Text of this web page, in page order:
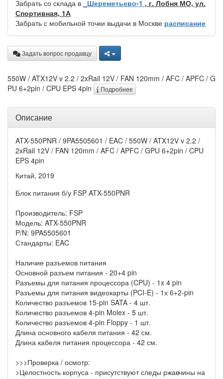
Забрать со склада в _Шереметьево-1 , г. Лобня МО, ул.
Спортивная, 1А
Забрать с мобильной точки выдачи в Москве расписание
Задать вопрос продавцу
550W / ATX12V v 2.2 / 2xRail 12V / FAN 120mm / AFC / APFC / G
PU 6+2pin / CPU EPS 4pin
Подробнее
Описание
ATX-550PNR / 9PA5505601 / EAC / 550W / ATX12V v 2.2 /
2xRail 12V / FAN 120mm / AFC / APFC / GPU 6+2pin / CPU
EPS 4pin
Китай, 2019
Блок питания б/у FSP ATX-550PNR
Производитель: FSP
Модель: ATX-550PNR
P/N: 9PA5505601
Стандарты: EAC
Наличие разъемов питания
Основной разъем питания - 20+4 pin
Разъемы для питания процессора (CPU) - 1x 4 pin
Разъемы для питания видеокарты (PCI-E) - 1х 6+2-pin
Количество разъемов 15-pin SATA - 4 шт.
Количество разъемов 4-pin Molex - 5 шт.
Количество разъемов 4-pin Floppy - 1 шт.
Длина основного кабеля питания - 42 см.
Длина кабеля питания процессора - 42 см.
>>>Проверка / осмотр:
>Целостность корпуса - присутствуют следы ржавчины на